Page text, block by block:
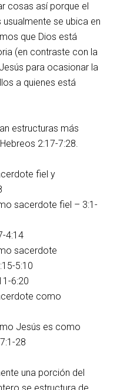
cosas así porque el
se ubica en
que Dios está
(en contraste con la
para ocasionar la
a quienes está
estructuras más
2:17-7:28.
fiel y
sacerdote fiel – 3:1-
4:14
sacerdote
5:10
6:20
como
Jesús es como
28
una porción del